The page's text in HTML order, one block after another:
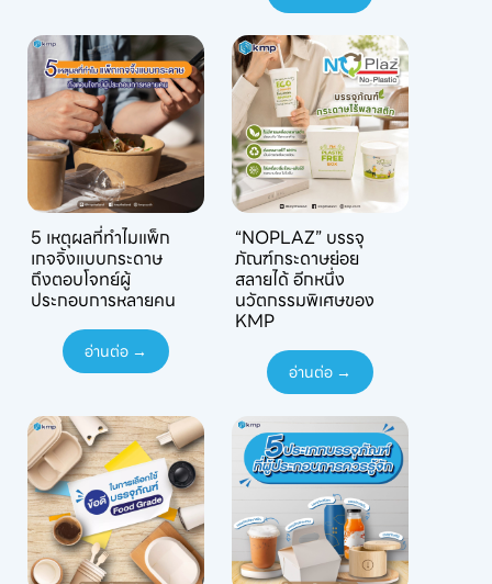
5 เหตุผลที่ทำไมแพ็ก
เกจจิ้งแบบกระดาษ
ถึงตอบโจทย์ผู้
ประกอบการหลายคน
อ่านต่อ →
“NOPLAZ” บรรจุ
ภัณฑ์กระดาษย่อย
สลายได้ อีกหนึ่ง
นวัตกรรมพิเศษของ
KMP
อ่านต่อ →